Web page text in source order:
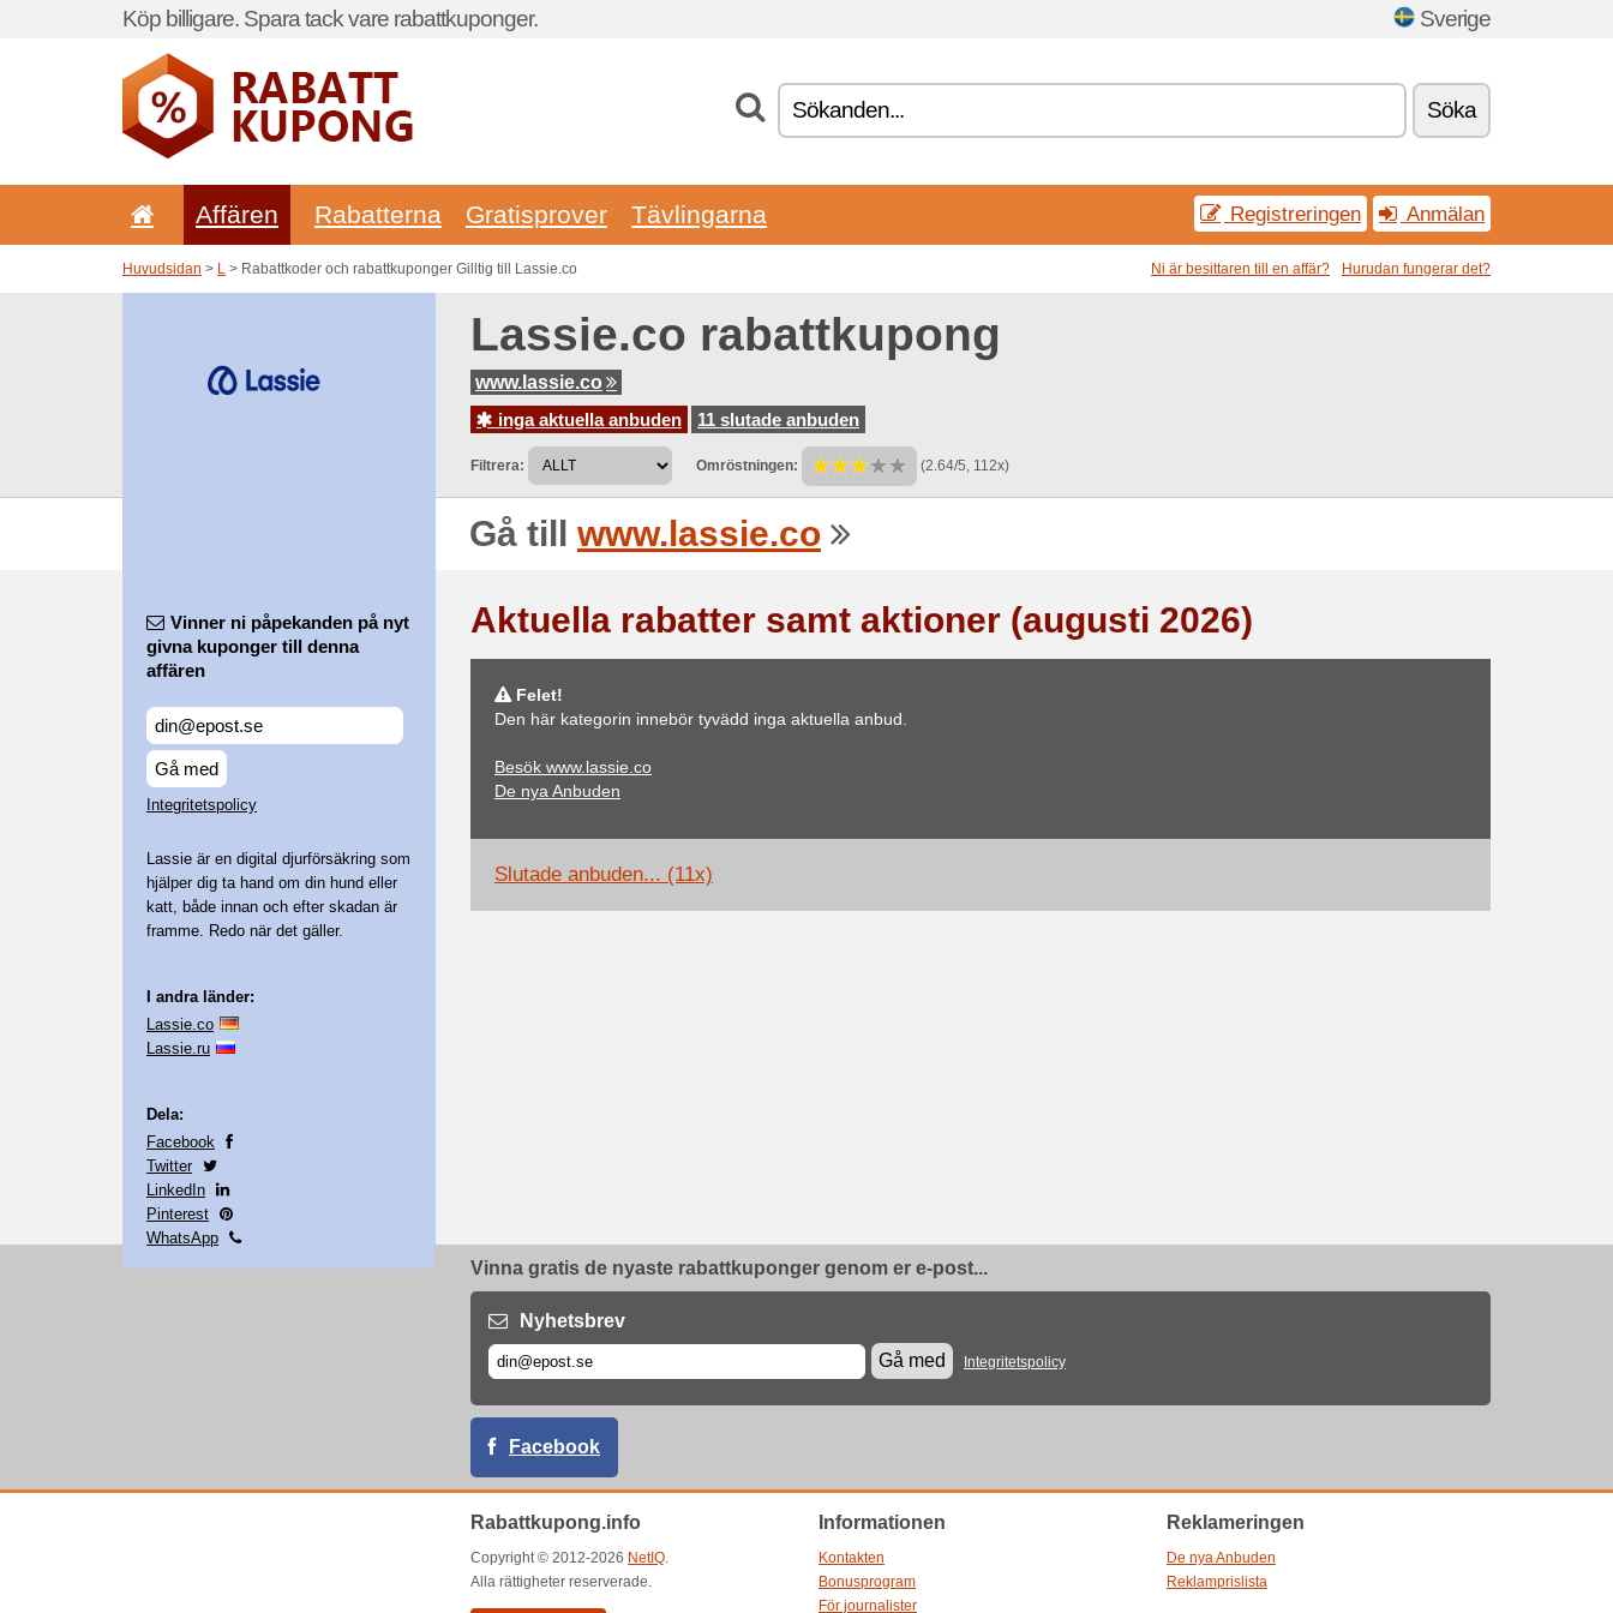
Köp billigare. Spara tack vare rabattkuponger. Sverige
Söka
Affären Rabatterna Gratisprover Tävlingarna Registreringen Anmälan
Huvudsidan > L > Rabattkoder och rabattkuponger Gilltig till Lassie.co Ni är besittaren till en affär? Hurudan fungerar det?
Lassie.co rabattkupong
www.lassie.co
inga aktuella anbuden
11 slutade anbuden
Filtrera: Omröstningen: (2.64/5, 112x)
Gå till www.lassie.co
Vinner ni påpekanden på nyt
givna kuponger till denna
affären
Gå med
Integritetspolicy
Lassie är en digital djurförsäkring som
hjälper dig ta hand om din hund eller
katt, både innan och efter skadan är
framme. Redo när det gäller.
I andra länder:
Lassie.co
Lassie.ru
Dela:
Facebook
Twitter
LinkedIn
Pinterest
WhatsApp
Aktuella rabatter samt aktioner (augusti 2026)
Felet!
Den här kategorin innebör tyvädd inga aktuella anbud.
Besök www.lassie.co
De nya Anbuden
Slutade anbuden... (11x)
Vinna gratis de nyaste rabattkuponger genom er e-post...
Nyhetsbrev
Gå med
Integritetspolicy
Facebook
Rabattkupong.info
Copyright © 2012-2026 NetIQ.
Alla rättigheter reserverade.
Informationen
Kontakten
Bonusprogram
För journalister
Reklameringen
De nya Anbuden
Reklamprislista